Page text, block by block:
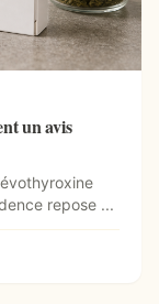
un avis
repose ...